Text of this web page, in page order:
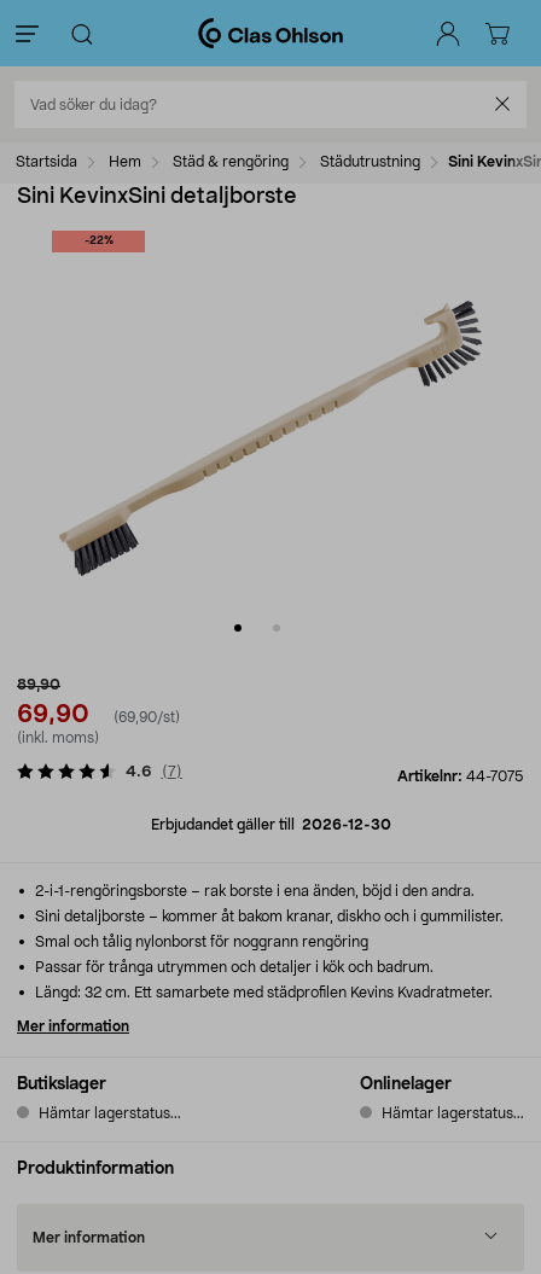
Startsida Hem Städ & rengöring Städutrustning Sini
Sini KevinxSini detaljborste
-22%
89,90
69,90
(69,90/st)
(inkl. moms)
Artikelnr: 44-7075
4.6 (7)
Erbjudandet gäller till 2026-12-30
Butikslager
Hämtar lagerstatus...
Onlinelager
Hämtar lagerstatus...
2-i-1-rengöringsborste – rak borste i ena änden, böjd i den andra.
Sini detaljborste – kommer åt bakom kranar, diskho och i gummilister.
Smal och tålig nylonborst för noggrann rengöring
Passar för trånga utrymmen och detaljer i kök och badrum.
Längd: 32 cm. Ett samarbete med städprofilen Kevins Kvadratmeter.
Mer information
Produktinformation
Mer information